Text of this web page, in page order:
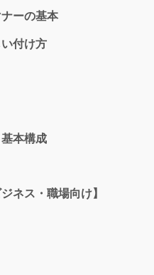
ーの基本
付け方
本構成
ネス・職場向け】